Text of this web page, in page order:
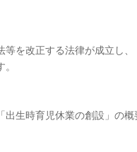
を改正する法律が成立し、
出生時育児休業の創設」の